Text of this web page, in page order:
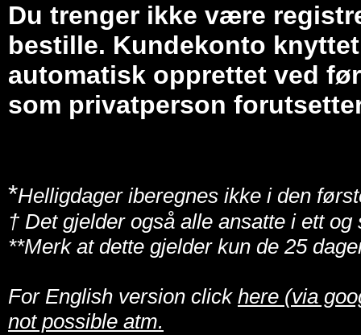
Du trenger ikke være
bestille. Kundekonto
automatisk opprettet ved
som privatperson
*Helligdager iberegnes ikke i den
† Det gjelder også alle ansatte i ett
**Merk at dette gjelder kun de 25
For English version click here (via
not possible atm.